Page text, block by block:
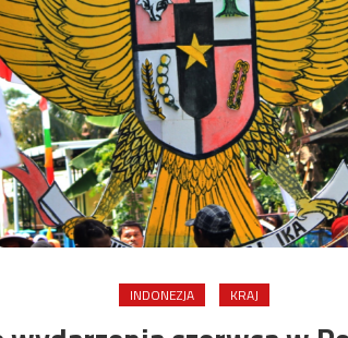
INDONEZJA KRAJ